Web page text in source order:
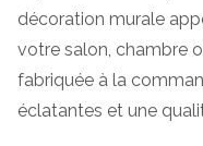
décoration murale
votre salon, chambre
fabriquée à la
éclatantes et une